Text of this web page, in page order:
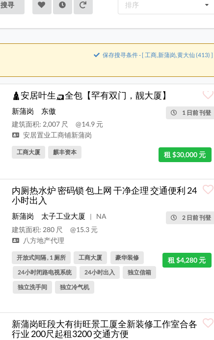
搜寻 排序
保存搜寻条件 - [ 工商,新蒲岗,黄大仙 (413) ]
🛕安居叶生🛺全包【罕有双门，靓大厦】
1 日前 刊登
新蒲岗 东傲
建筑面积: 2,007 尺
@14.9 元
安居置业工商铺新蒲岗
租 $30,000 元
工商大厦 麒丰资本
内厕热水炉 密码锁 包上网 干净企理 交通便利 24
小时出入
2 日前 刊登
新蒲岗 太子工业大厦 |
NA
建筑面积: 280 尺
@15.3 元
八方地产代理
租 $4,280 元
开放式间隔 , 1 厕所 工商大厦
豪华装修
24小时闭路电视系统
24小时出入
独立信箱
独立洗手间
独立冷气机
新蒲岗旺段大有街旺景工厦全新装修工作室合各
行业 200尺起租3200 交通方便